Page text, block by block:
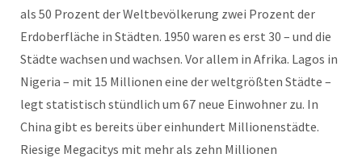
als 50 Prozent der Weltbevölkerung zwei Prozent der
Erdoberfläche in Städten. 1950 waren es erst 30 – und die
Städte wachsen und wachsen. Vor allem in Afrika. Lagos in
Nigeria – mit 15 Millionen eine der weltgrößten Städte –
legt statistisch stündlich um 67 neue Einwohner zu. In
China gibt es bereits über einhundert Millionenstädte.
Riesige Megacitys mit mehr als zehn Millionen